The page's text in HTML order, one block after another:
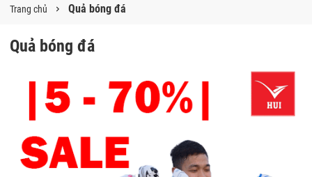
Trang chủ Quả bóng đá
Quả bóng đá